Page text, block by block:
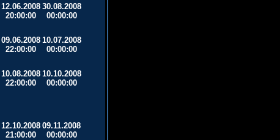
12.06.2008
20:00:00
30.08.2008
00:00:00
09.06.2008
22:00:00
10.07.2008
00:00:00
10.08.2008
22:00:00
10.10.2008
00:00:00
12.10.2008
21:00:00
09.11.2008
00:00:00